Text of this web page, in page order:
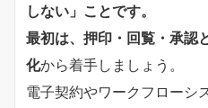
しない」ことです。
最初は、押印・回覧・承認
化から着手しましょう。
電子契約やワークフローシ